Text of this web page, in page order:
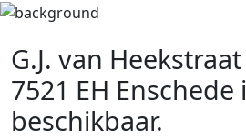
G.J. van
7521 EH Enschede
beschikbaar.